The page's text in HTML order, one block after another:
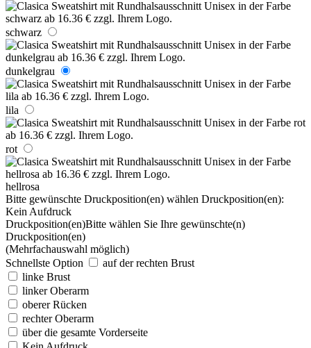
schwarz
dunkelgrau
lila
rot
hellrosa
Bitte gewünschte Druckposition(en) wählen Druckposition(en):
Kein Aufdruck
Druckposition(en)Bitte wählen Sie Ihre gewünschte(n)
Druckposition(en)
(Mehrfachauswahl möglich)
Schnellste Option
auf der rechten Brust
linke Brust
linker Oberarm
oberer Rücken
rechter Oberarm
über die gesamte Vorderseite